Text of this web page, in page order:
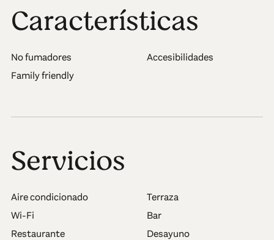
Características
No fumadores
Accesibilidades
Family friendly
Servicios
Aire condicionado
Terraza
Wi-Fi
Bar
Restaurante
Desayuno